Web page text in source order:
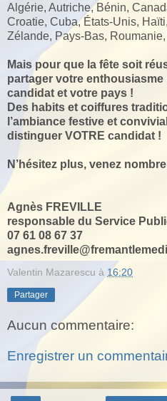
Algérie, Autriche, Bénin,
Croatie, Cuba, États-Unis,
Zélande, Pays-Bas,
Mais pour que la fête soit
partager votre
candidat et votre pays !
Des habits et coiffures
l’ambiance festive et
distinguer VOTRE candidat !
N’hésitez plus, venez
Agnès FREVILLE
responsable du Service
07 61 08 67 37
Valentin Mazarescu à 16:20
Partager
Aucun commentaire:
Enregistrer un